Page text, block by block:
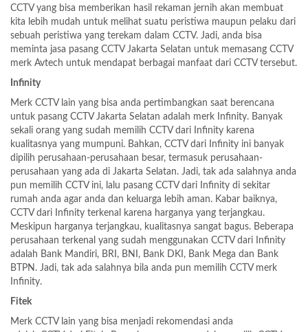
CCTV yang bisa memberikan hasil rekaman jernih akan membuat
kita lebih mudah untuk melihat suatu peristiwa maupun pelaku dari
sebuah peristiwa yang terekam dalam CCTV. Jadi, anda bisa
meminta jasa pasang CCTV Jakarta Selatan untuk memasang CCTV
merk Avtech untuk mendapat berbagai manfaat dari CCTV tersebut.
Infinity
Merk CCTV lain yang bisa anda pertimbangkan saat berencana
untuk pasang CCTV Jakarta Selatan adalah merk Infinity. Banyak
sekali orang yang sudah memilih CCTV dari Infinity karena
kualitasnya yang mumpuni. Bahkan, CCTV dari Infinity ini banyak
dipilih perusahaan-perusahaan besar, termasuk perusahaan-
perusahaan yang ada di Jakarta Selatan. Jadi, tak ada salahnya anda
pun memilih CCTV ini, lalu pasang CCTV dari Infinity di sekitar
rumah anda agar anda dan keluarga lebih aman. Kabar baiknya,
CCTV dari Infinity terkenal karena harganya yang terjangkau.
Meskipun harganya terjangkau, kualitasnya sangat bagus. Beberapa
perusahaan terkenal yang sudah menggunakan CCTV dari Infinity
adalah Bank Mandiri, BRI, BNI, Bank DKI, Bank Mega dan Bank
BTPN. Jadi, tak ada salahnya bila anda pun memilih CCTV merk
Infinity.
Fitek
Merk CCTV lain yang bisa menjadi rekomendasi anda